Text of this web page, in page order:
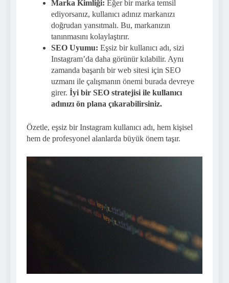
Marka Kimliği: Eğer bir marka temsil
ediyorsanız, kullanıcı adınız markanızı
doğrudan yansıtmalı. Bu, markanızın
tanınmasını kolaylaştırır.
SEO Uyumu: Eşsiz bir kullanıcı adı, sizi
Instagram’da daha görünür kılabilir. Aynı
zamanda başarılı bir web sitesi için SEO
uzmanı ile çalışmanın önemi burada devreye
girer. İyi bir SEO stratejisi ile kullanıcı
adınızı ön plana çıkarabilirsiniz.
Özetle, eşsiz bir Instagram kullanıcı adı, hem kişisel
hem de profesyonel alanlarda büyük önem taşır.